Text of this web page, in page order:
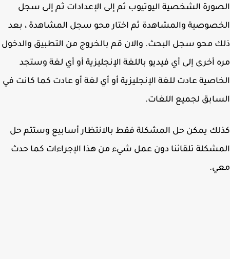
الشخصية اليوتيوب ثم إلى الإعدادات ثم إلى سجل
والمشاهدة ثم اختار محو سجل المشاهدة ، بعد
محو سجل البحث. والان قم بالخروج من التطبيق والدخول
أخرى إلى أي فيديو باللغة الإنجليزية أو أي لغة وستجد
عادت للغة الإنجليزية أو أي لغة أو عادت كما كانت في
لجميع اللغات.
يمكن حل المشكلة فقط بالانتظار أسابيع وستتم حل
تلقائنا دون عمل شيء من هذا الإجراءات كما حدث